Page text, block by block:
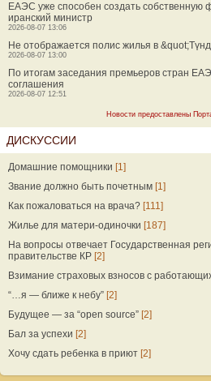
ЕАЭС уже способен создать собственную
иранский министр
2026-08-07 13:06
Не отображается полис жилья в
2026-08-07 13:00
По итогам заседания премьеров стран
соглашения
2026-08-07 12:51
Новости предоставлены
ДИСКУССИИ
Домашние помощники [1]
Звание должно быть почетным [1]
Как пожаловаться на врача? [111]
Жилье для матери-одиночки [187]
На вопросы отвечает Государственная
правительстве КР [2]
Взимание страховых взносов с
“…я — ближе к небу” [2]
Будущее — за “open source” [2]
Бал за успехи [2]
Хочу сдать ребенка в приют [2]